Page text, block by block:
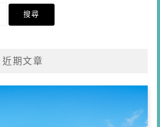
近期文章